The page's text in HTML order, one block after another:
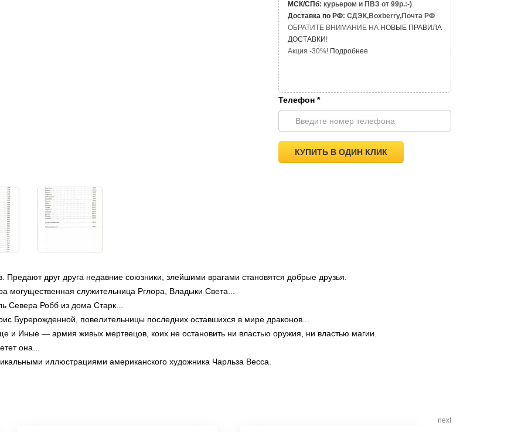
МСК/СПб: курьером и ПВЗ от 99р.:-)
Доставка по РФ: СДЭК,Boxberry,Почта РФ
ОБРАТИТЕ ВНИМАНИЕ НА НОВЫЕ ПРАВИЛА
ДОСТАВКИ!
Акция -30%! Подробнее
Телефон *
КУПИТЬ В ОДИН КЛИК
друг друга недавние союзники, злейшими врагами становятся добрые друзья.
могущественная служительница Рглора, Владыки Света...
Севера Робб из дома Старк...
Бурерожденной, повелительницы последних оставшихся в мире драконов...
и Иные — армия живых мертвецов, коих не остановить ни властью оружия, ни властью магии.
она...
иллюстрациями американского художника Чарльза Весса.
next